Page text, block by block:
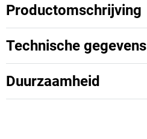
Productomschrijving
Technische gegevens
Duurzaamheid